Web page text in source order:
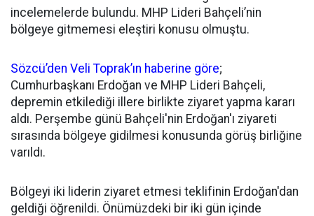
incelemelerde bulundu. MHP Lideri Bahçeli’nin
bölgeye gitmemesi eleştiri konusu olmuştu.
Sözcü’den Veli Toprak’ın haberine göre;
Cumhurbaşkanı Erdoğan ve MHP Lideri Bahçeli,
depremin etkilediği illere birlikte ziyaret yapma kararı
aldı. Perşembe günü Bahçeli'nin Erdoğan'ı ziyareti
sırasında bölgeye gidilmesi konusunda görüş birliğine
varıldı.
Bölgeyi iki liderin ziyaret etmesi teklifinin Erdoğan'dan
geldiği öğrenildi. Önümüzdeki bir iki gün içinde